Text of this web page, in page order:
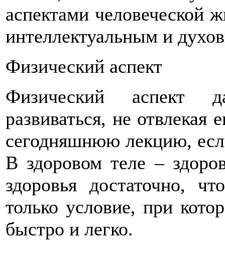
аспектами человеческой
интеллектуальным и
Физический аспект
Физический аспект
развиваться, не
сегодняшнюю лекцию,
В здоровом теле –
здоровья достаточно,
только условие, при
быстро и легко.